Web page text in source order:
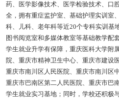
药、医学影像技术、医学检验技术、口
全，拥有重症监护室、基础护理实训室
科、儿科、老年科等近20个专科实训基
图书阅览室和多媒体教室等基础教学配套
学生就业升学有保障，重庆医科大学附
院、重庆市精神卫生中心、重庆市建设
重庆市南川区人民医院、重庆市南川区
重庆市巴南区第二人民医院、重庆市巴
学生就业实习基地；同时，学校还积极